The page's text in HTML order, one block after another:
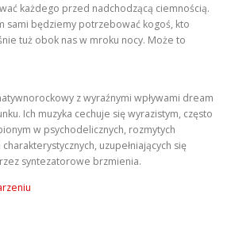
każdego przed nadchodzącą ciemnością.
sami będziemy potrzebować kogoś, kto
tuż obok nas w mroku nocy. Może to
z wyraźnymi wpływami dream
Ich muzyka cechuje się wyrazistym, często
w psychodelicznych, rozmytych
uzupełniających się
syntezatorowe brzmienia.